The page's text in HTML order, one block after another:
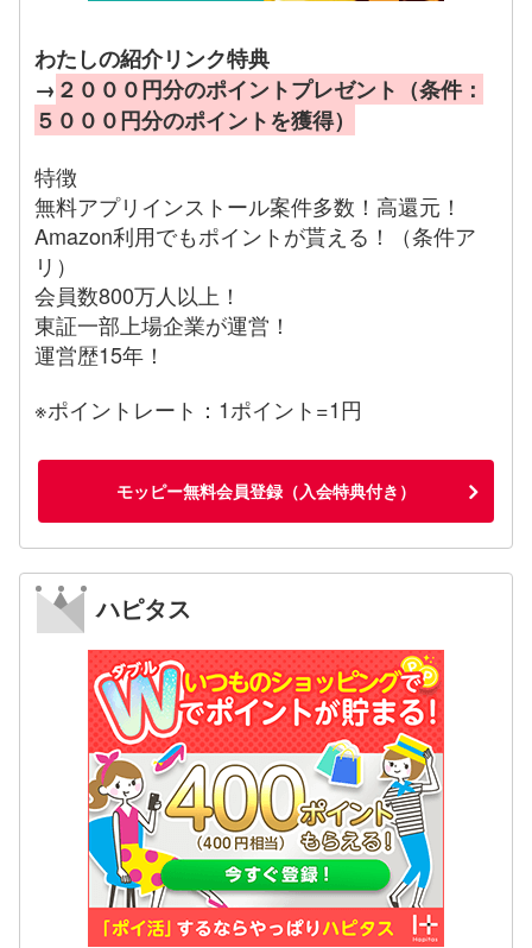
わたしの紹介リンク特典
→ ２０００円分のポイントプレゼント（条件：
５０００円分のポイントを獲得）
特徴
無料アプリインストール案件多数！高還元！
Amazon利用でもポイントが貰える！（条件ア
リ）
会員数800万人以上！
東証一部上場企業が運営！
運営歴15年！
※ポイントレート：1ポイント=1円
モッピー無料会員登録（入会特典付き）
ハピタス